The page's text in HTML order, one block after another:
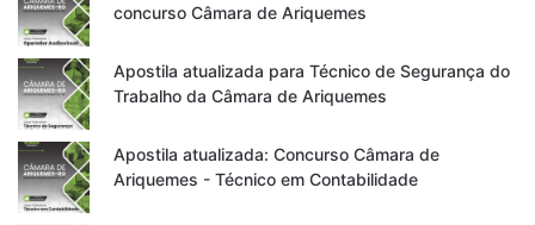
concurso Câmara de Ariquemes
Apostila atualizada para Técnico de Segurança do
Trabalho da Câmara de Ariquemes
Apostila atualizada: Concurso Câmara de
Ariquemes - Técnico em Contabilidade